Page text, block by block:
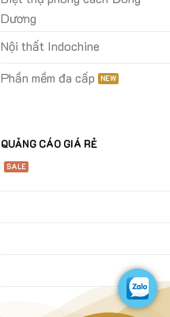
Dương
Nội thất Indochine
Phần mềm đa cấp
QUẢNG CÁO GIÁ RẺ